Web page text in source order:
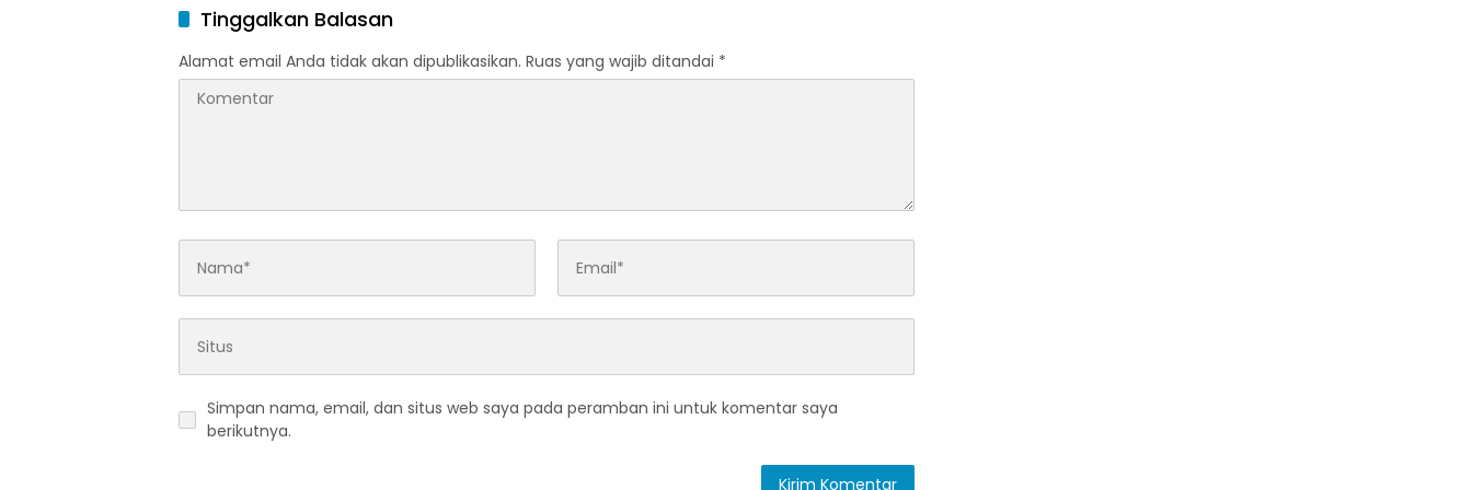
Tinggalkan Balasan
Alamat email Anda tidak akan dipublikasikan. Ruas yang wajib ditandai *
Simpan nama, email, dan situs web saya pada peramban ini untuk komentar saya
berikutnya.